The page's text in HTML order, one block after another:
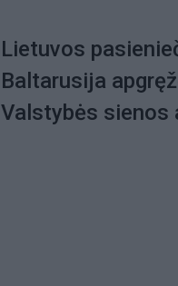
Lietuvos
Baltarusija
Valstybės sienos